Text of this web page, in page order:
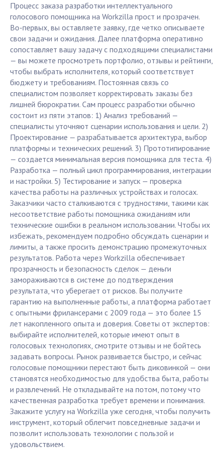
Процесс заказа разработки интеллектуального
голосового помощника на Workzilla прост и прозрачен.
Во-первых, вы оставляете заявку, где четко описываете
свои задачи и ожидания. Далее платформа оперативно
сопоставляет вашу задачу с подходящими специалистами
— вы можете просмотреть портфолио, отзывы и рейтинги,
чтобы выбрать исполнителя, который соответствует
бюджету и требованиям. Постоянная связь со
специалистом позволяет корректировать заказы без
лишней бюрократии. Сам процесс разработки обычно
состоит из пяти этапов: 1) Анализ требований —
специалисты уточняют сценарии использования и цели. 2)
Проектирование — разрабатывается архитектура, выбор
платформы и технических решений. 3) Прототипирование
— создается минимальная версия помощника для теста. 4)
Разработка — полный цикл программирования, интеграции
и настройки. 5) Тестирование и запуск — проверка
качества работы на различных устройствах и голосах.
Заказчики часто сталкиваются с трудностями, такими как
несоответствие работы помощника ожиданиям или
технические ошибки в реальном использовании. Чтобы их
избежать, рекомендуем подробно обсуждать сценарии и
лимиты, а также просить демонстрацию промежуточных
результатов. Работа через Workzilla обеспечивает
прозрачность и безопасность сделок — деньги
замораживаются в системе до подтверждения
результата, что уберегает от рисков. Вы получите
гарантию на выполненные работы, а платформа работает
с опытными фрилансерами с 2009 года — это более 15
лет накопленного опыта и доверия. Советы от экспертов:
выбирайте исполнителей, которые имеют опыт в
голосовых технологиях, смотрите отзывы и не бойтесь
задавать вопросы. Рынок развивается быстро, и сейчас
голосовые помощники перестают быть диковинкой — они
становятся необходимостью для удобства быта, работы
и развлечений. Не откладывайте на потом, потому что
качественная разработка требует времени и понимания.
Закажите услугу на Workzilla уже сегодня, чтобы получить
инструмент, который облегчит повседневные задачи и
позволит использовать технологии с пользой и
удовольствием.